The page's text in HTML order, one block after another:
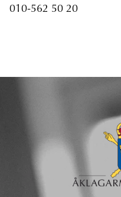
010-562 50 20